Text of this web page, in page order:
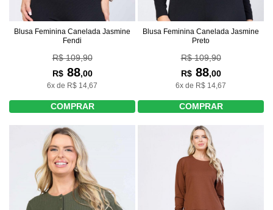
Blusa Feminina Canelada Jasmine
Fendi
R$ 109,90
R$88,00
6x de R$ 14,67
COMPRAR
Blusa Feminina Canelada Jasmine
Preto
R$ 109,90
R$88,00
6x de R$ 14,67
COMPRAR